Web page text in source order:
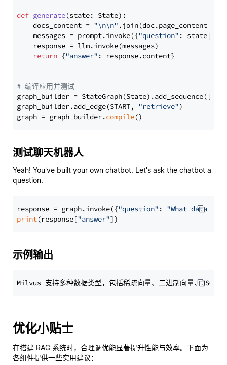
def generate(state: State):
    docs_content =
"\n\n" .join(doc.page_content
    messages = prompt.invoke({
"question" : state[
    response = llm.invoke(messages)
return {"answer" : response.content}
# 编译应用并测试
graph_builder =
graph_builder.add_edge(START, "retrieve")
graph = graph_builder.compile
测试聊天机器人
Yeah! You've built your own chatbot. Let's ask the chatbot a
question.
response = graph.invoke({"question" : "What data
print(response["answer"
示例输出
优化小贴士
在搭建 RAG 系统时，合理调优能显著提升性能与效率。下面为
各组件提供一些实用建议：